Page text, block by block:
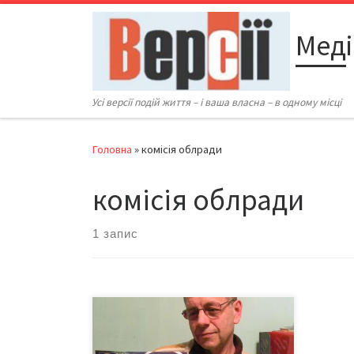
Перейти до вмісту
Усі версії подій життя – і ваша власна – в одному місці
Головна »комісія облради
комісія облради
1 запис
Наразі йдеться про надзвичайно
грамотного чернівчанина-
пенсіонера Геннадія Гекова, який